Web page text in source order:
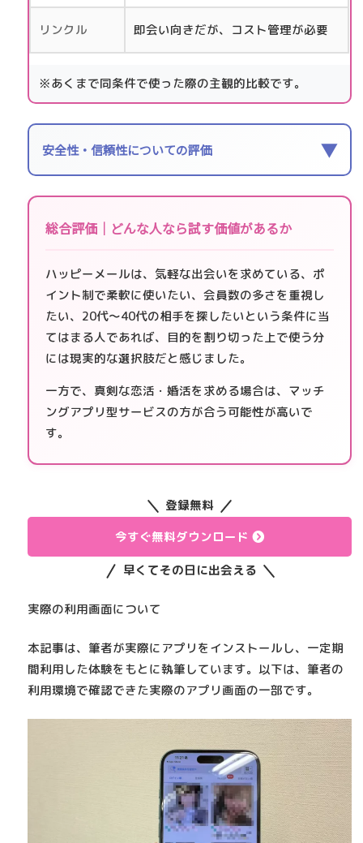
リンクル 即会い向きだが、コスト管理が必要
※あくまで同条件で使った際の主観的比較です。
安全性・信頼性についての評価 ▼
総合評価｜どんな人なら試す価値があるか
ハッピーメールは、気軽な出会いを求めている、ポ
イント制で柔軟に使いたい、会員数の多さを重視し
たい、20代〜40代の相手を探したいという条件に当
てはまる人であれば、目的を割り切った上で使う分
には現実的な選択肢だと感じました。
一方で、真剣な恋活・婚活を求める場合は、マッチ
ングアプリ型サービスの方が合う可能性が高いで
す。
登録無料
今すぐ無料ダウンロード
早くてその日に出会える
実際の利用画面について
本記事は、筆者が実際にアプリをインストールし、一定期
間利用した体験をもとに執筆しています。以下は、筆者の
利用環境で確認できた実際のアプリ画面の一部です。